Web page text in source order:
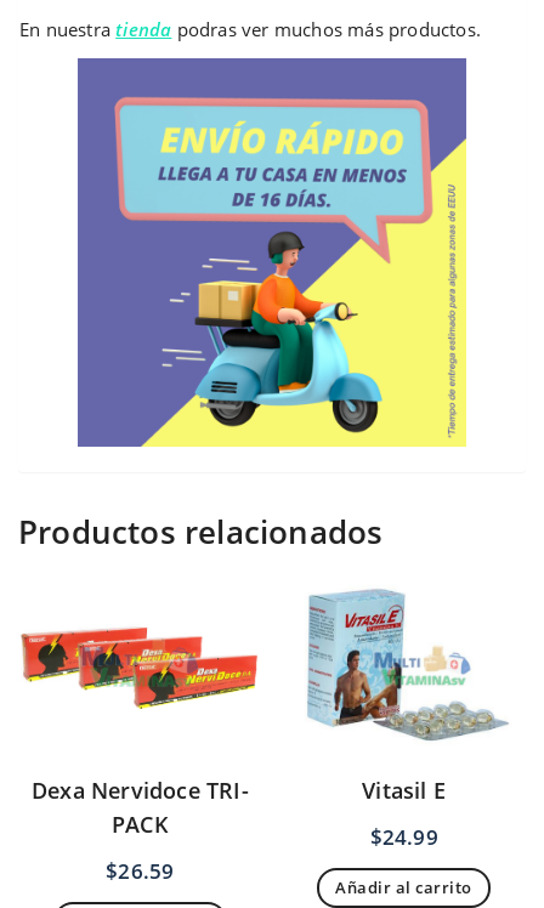
En nuestra tienda podras ver muchos más productos.
Productos relacionados
Dexa Nervidoce TRI-
PACK
$26.59
Vitasil E
$24.99
Añadir al carrito